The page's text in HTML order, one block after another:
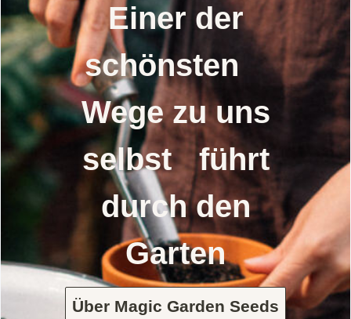
Einer der
schönsten
Wege zu uns
selbst führt
durch den
Garten
Über Magic Garden Seeds